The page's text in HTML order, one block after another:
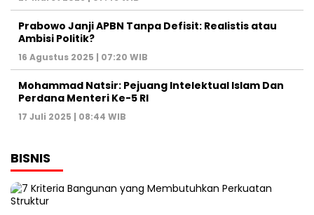
Prabowo Janji APBN Tanpa Defisit: Realistis atau
Ambisi Politik?
16 Agustus 2025 | 07:20 WIB
Mohammad Natsir: Pejuang Intelektual Islam Dan
Perdana Menteri Ke-5 RI
17 Juli 2025 | 08:44 WIB
BISNIS